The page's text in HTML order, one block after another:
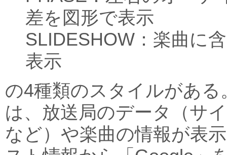
差を図形で表示
SLIDESHOW：楽曲に
表示
の4種類のスタイルがある
は、放送局のデータ（サ
など）や楽曲の情報が表